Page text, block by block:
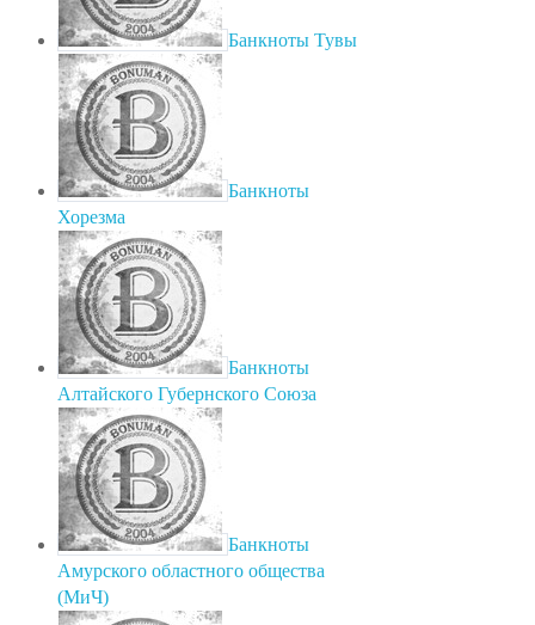
Банкноты Тувы
Банкноты
Хорезма
Банкноты
Алтайского Губернского Союза
Банкноты
Амурского областного общества
(МиЧ)